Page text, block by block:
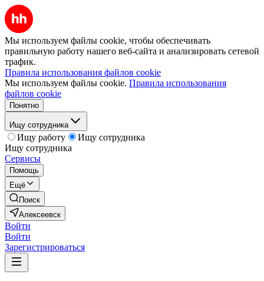
Мы используем файлы cookie, чтобы обеспечивать
правильную работу нашего веб-сайта и анализировать сетевой
трафик.
Правила использования файлов cookie
Мы используем файлы cookie. Правила использования
файлов cookie
Понятно
Ищу сотрудника
Ищу работу
Ищу сотрудника
Ищу сотрудника
Сервисы
Помощь
Ещё
Поиск
Алексеевск
Войти
Войти
Зарегистрироваться